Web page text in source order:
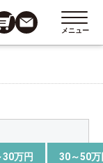
メニュー
30万円 30～50万